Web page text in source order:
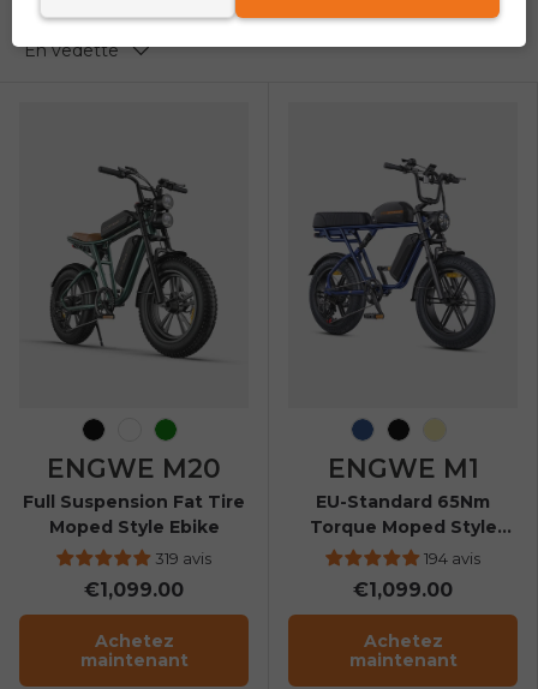
Trier par
En vedette
Liste Grille
ENGWE M20
Full Suspension Fat Tire
Moped Style Ebike
319 avis
€1,099.00
Achetez
maintenant
ENGWE M1
EU-Standard 65Nm
Torque Moped Style
Ebike194 avis
€1,099.00
Achetez
maintenant